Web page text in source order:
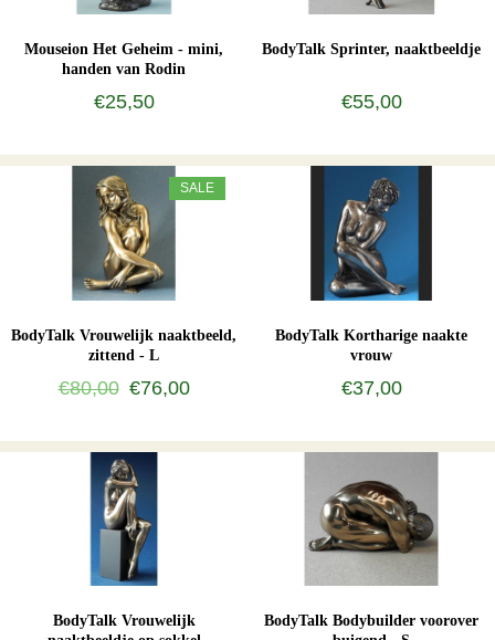
Mouseion Het Geheim - mini,
handen van Rodin
€25,50
BodyTalk Sprinter, naaktbeeldje
€55,00
SALE
BodyTalk Vrouwelijk naaktbeeld,
zittend - L
€80,00 €76,00
BodyTalk Kortharige naakte
vrouw
€37,00
BodyTalk Vrouwelijk
BodyTalk Bodybuilder voorover